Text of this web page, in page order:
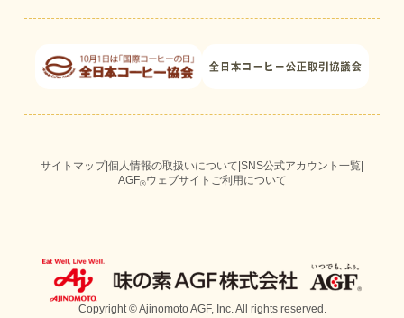
サイトマップ|個人情報の取扱いについて SNS公式アカウント一覧
AGF®ウェブサイトご利用について
Copyright © Ajinomoto AGF, Inc. All rights reserved.